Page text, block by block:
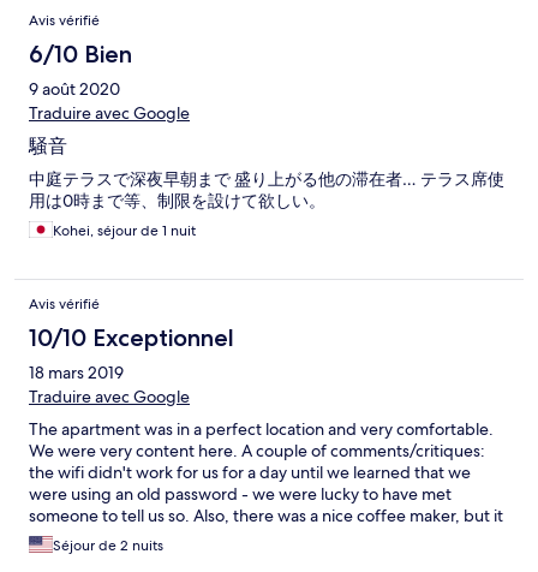
Avis vérifié
6/10 Bien
9 août 2020
Traduire avec Google
騒音
中庭テラスで深夜早朝まで 盛り上がる他の滞在者… テラス席使
用は0時まで等、制限を設けて欲しい。
Kohei, séjour de 1 nuit
Avis vérifié
10/10 Exceptionnel
18 mars 2019
Traduire avec Google
The apartment was in a perfect location and very comfortable.
We were very content here. A couple of comments/critiques:
the wifi didn't work for us for a day until we learned that we
were using an old password - we were lucky to have met
someone to tell us so. Also, there was a nice coffee maker, but it
only took specific coffee pods, and none were supplied.
Fortunately, we were close to wonderful pastry shops and
Séjour de 2 nuits